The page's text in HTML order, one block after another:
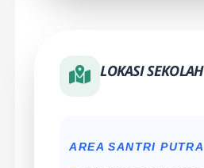
LOKASI SEKOLAH
AREA SANTRI PUTRA